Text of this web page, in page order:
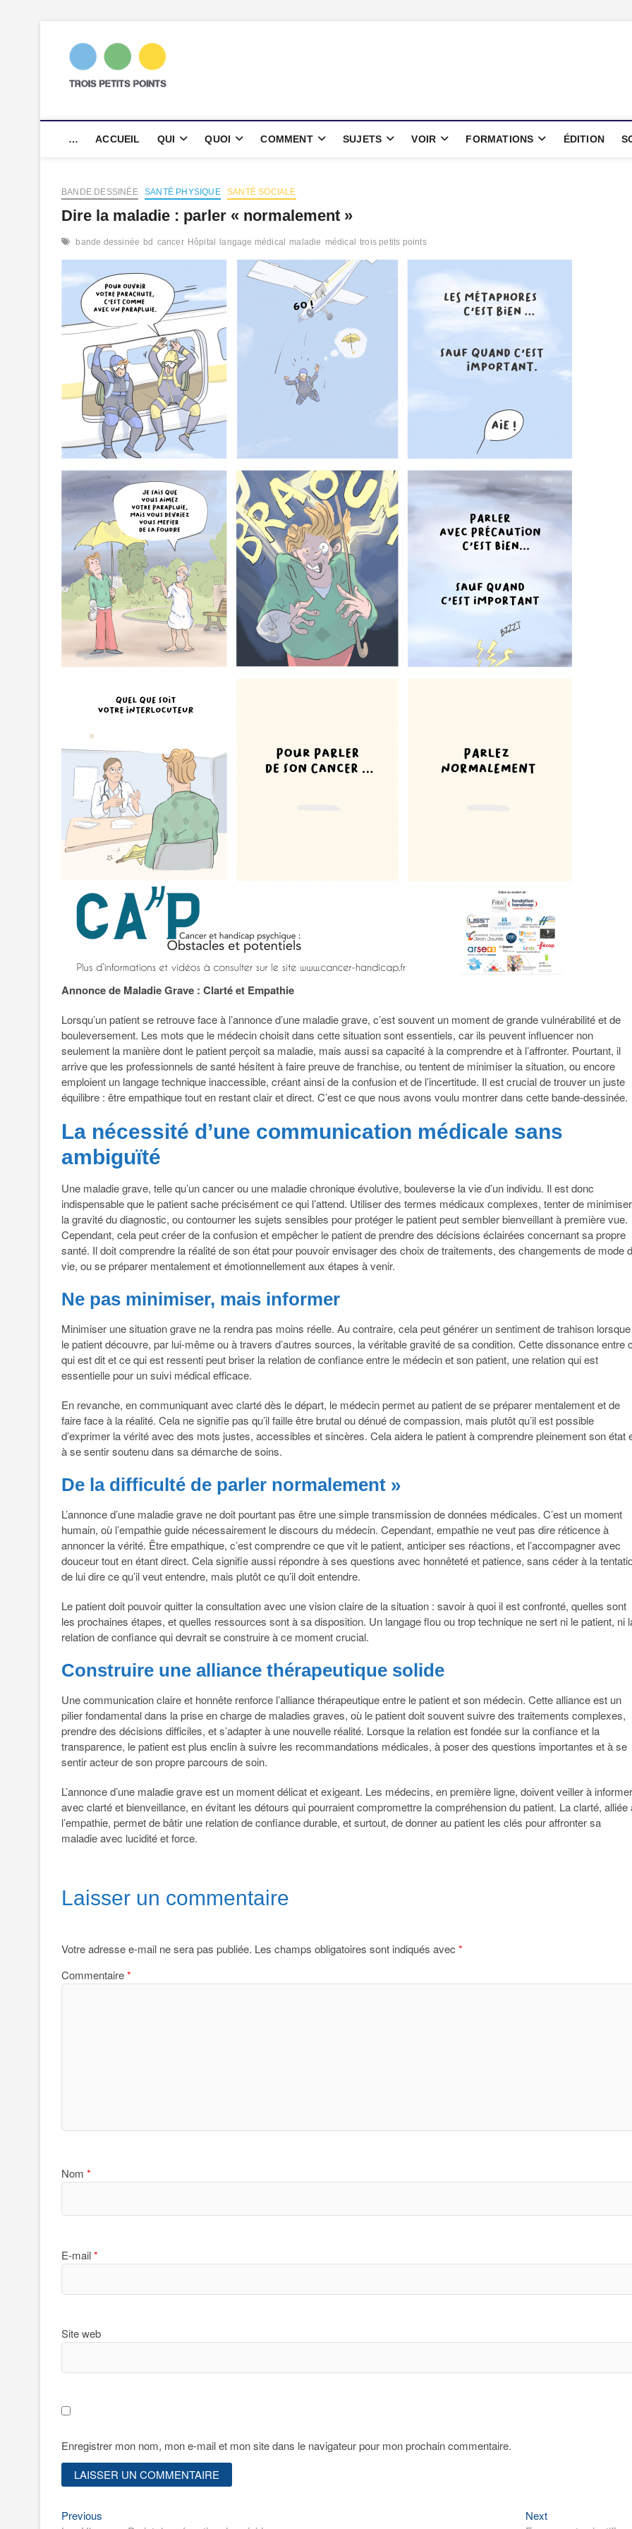
content
… ACCUEIL QUI QUOI COMMENT SUJETS VOIR FORMATIONS ÉDITION
BANDE DESSINÉE SANTÉ PHYSIQUE SANTÉ SOCIALE
Dire la maladie : parler « normalement »
bande dessinée bd cancer Hôpital langage médical maladie médical trois petits points
Annonce de Maladie Grave : Clarté et Empathie
Lorsqu’un patient se retrouve face à l’annonce d’une maladie grave, c’est souvent un moment de grande vulnérabilité et de
bouleversement. Les mots que le médecin choisit dans cette situation sont essentiels, car ils peuvent influencer non
seulement la manière dont le patient perçoit sa maladie, mais aussi sa capacité à la comprendre et à l’affronter. Pourtant, il
arrive que les professionnels de santé hésitent à faire preuve de franchise, ou tentent de minimiser la situation, ou encore
emploient un langage technique inaccessible, créant ainsi de la confusion et de l’incertitude. Il est crucial de trouver un juste
équilibre : être empathique tout en restant clair et direct. C’est ce que nous avons voulu montrer dans cette bande-dessinée.
La nécessité d’une communication médicale sans
ambiguïté
Une maladie grave, telle qu’un cancer ou une maladie chronique évolutive, bouleverse la vie d’un individu. Il est donc
indispensable que le patient sache précisément ce qui l’attend. Utiliser des termes médicaux complexes, tenter de minimiser
la gravité du diagnostic, ou contourner les sujets sensibles pour protéger le patient peut sembler bienveillant à première vue.
Cependant, cela peut créer de la confusion et empêcher le patient de prendre des décisions éclairées concernant sa propre
santé. Il doit comprendre la réalité de son état pour pouvoir envisager des choix de traitements, des changements de mode
vie, ou se préparer mentalement et émotionnellement aux étapes à venir.
Ne pas minimiser, mais informer
Minimiser une situation grave ne la rendra pas moins réelle. Au contraire, cela peut générer un sentiment de trahison lorsque
le patient découvre, par lui-même ou à travers d’autres sources, la véritable gravité de sa condition. Cette dissonance entre
qui est dit et ce qui est ressenti peut briser la relation de confiance entre le médecin et son patient, une relation qui est
essentielle pour un suivi médical efficace.
En revanche, en communiquant avec clarté dès le départ, le médecin permet au patient de se préparer mentalement et de
faire face à la réalité. Cela ne signifie pas qu’il faille être brutal ou dénué de compassion, mais plutôt qu’il est possible
d’exprimer la vérité avec des mots justes, accessibles et sincères. Cela aidera le patient à comprendre pleinement son état
à se sentir soutenu dans sa démarche de soins.
De la difficulté de parler normalement »
L’annonce d’une maladie grave ne doit pourtant pas être une simple transmission de données médicales. C’est un moment
humain, où l’empathie guide nécessairement le discours du médecin. Cependant, empathie ne veut pas dire réticence à
annoncer la vérité. Être empathique, c’est comprendre ce que vit le patient, anticiper ses réactions, et l’accompagner avec
douceur tout en étant direct. Cela signifie aussi répondre à ses questions avec honnêteté et patience, sans céder à la
de lui dire ce qu’il veut entendre, mais plutôt ce qu’il doit entendre.
Le patient doit pouvoir quitter la consultation avec une vision claire de la situation : savoir à quoi il est confronté, quelles sont
les prochaines étapes, et quelles ressources sont à sa disposition. Un langage flou ou trop technique ne sert ni le patient, ni
relation de confiance qui devrait se construire à ce moment crucial.
Construire une alliance thérapeutique solide
Une communication claire et honnête renforce l’alliance thérapeutique entre le patient et son médecin. Cette alliance est un
pilier fondamental dans la prise en charge de maladies graves, où le patient doit souvent suivre des traitements complexes,
prendre des décisions difficiles, et s’adapter à une nouvelle réalité. Lorsque la relation est fondée sur la confiance et la
transparence, le patient est plus enclin à suivre les recommandations médicales, à poser des questions importantes et à se
sentir acteur de son propre parcours de soin.
L’annonce d’une maladie grave est un moment délicat et exigeant. Les médecins, en première ligne, doivent veiller à informer
avec clarté et bienveillance, en évitant les détours qui pourraient compromettre la compréhension du patient. La clarté, alliée
l’empathie, permet de bâtir une relation de confiance durable, et surtout, de donner au patient les clés pour affronter sa
maladie avec lucidité et force.
Laisser un commentaire
Votre adresse e-mail ne sera pas publiée. Les champs obligatoires sont indiqués avec *
Commentaire*
Nom *
E-mail*
Site web
Enregistrer mon nom, mon e-mail et mon site dans le navigateur pour mon prochain commentaire.
Navigation
Previous NextNext